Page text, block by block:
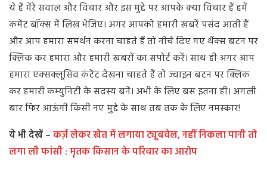
ये हैं मेंरे सवाल और विचार और इस मुद्दे पर आपके क्या विचार हैं हमें
कमेंट बॉक्स में लिख भेजिए। अगर आपको हमारी खबरें पसंद आती हैं
और आप हमारा समर्थन करना चाहते हैं तो नीचे दिए गए थैंक्स बटन पर
क्लिक कर हमारा और हमारी खबरों का सपोर्ट करें। साथ ही अगर आप
हमारा एक्सक्लूसिव कंटेंट देखना चाहते हैं तो ज्वाइन बटन पर क्लिक
कर हमारी कम्युनिटी के सदस्य बनें। अभी के लिए बस इतना ही। अगली
बार फिर आऊंगी किसी नए मुद्दे के साथ तब तक के लिए नमस्कार!
ये भी देखें –कर्ज़ लेकर खेत में लगाया ट्यूबवेल, नहीं निकला पानी तो
लगा ली फांसी : मृतक किसान के परिवार का आरोप